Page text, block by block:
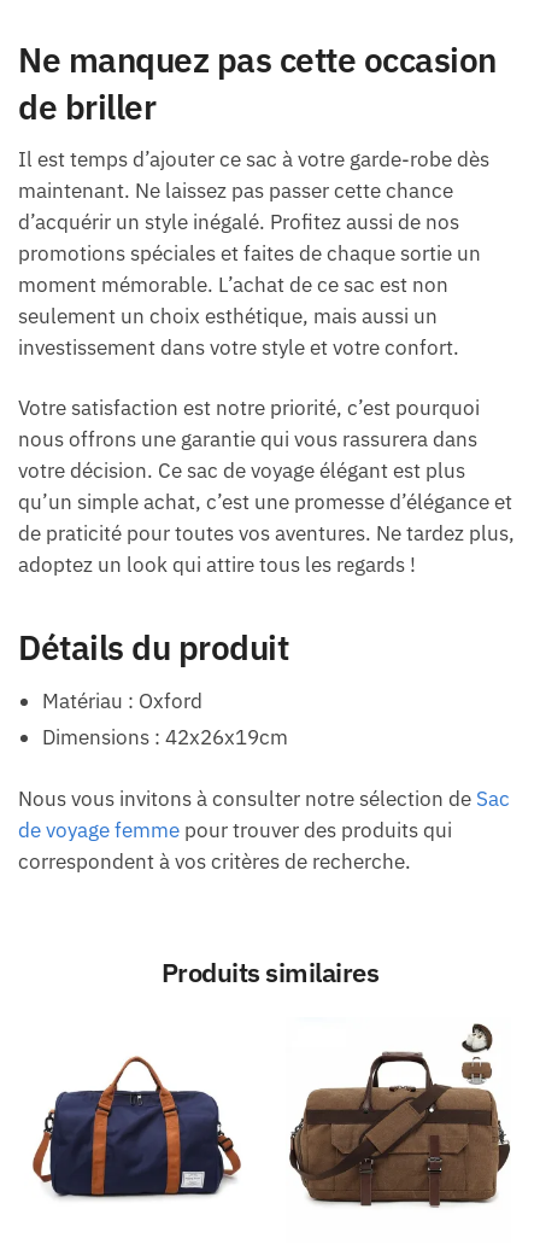
Ne manquez pas cette occasion
de briller
Il est temps d’ajouter ce sac à votre garde-robe dès
maintenant. Ne laissez pas passer cette chance
d’acquérir un style inégalé. Profitez aussi de nos
promotions spéciales et faites de chaque sortie un
moment mémorable. L’achat de ce sac est non
seulement un choix esthétique, mais aussi un
investissement dans votre style et votre confort.
Votre satisfaction est notre priorité, c’est pourquoi
nous offrons une garantie qui vous rassurera dans
votre décision. Ce sac de voyage élégant est plus
qu’un simple achat, c’est une promesse d’élégance et
de praticité pour toutes vos aventures. Ne tardez plus,
adoptez un look qui attire tous les regards !
Détails du produit
Matériau : Oxford
Dimensions : 42x26x19cm
Nous vous invitons à consulter notre sélection de Sac
de voyage femme pour trouver des produits qui
correspondent à vos critères de recherche.
Produits similaires